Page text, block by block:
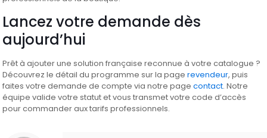
Lancez votre demande dès
aujourd’hui
Prêt à ajouter une solution française reconnue à votre catalogue ?
Découvrez le détail du programme sur la pagerevendeur, puis
faites votre demande de compte via notre pagecontact. Notre
équipe valide votre statut et vous transmet votre code d’accès
pour commander aux tarifs professionnels.